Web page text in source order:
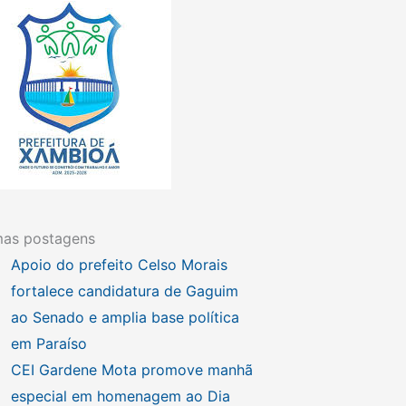
postagens
Apoio do prefeito Celso Morais
fortalece candidatura de Gaguim
ao Senado e amplia base política
em Paraíso
CEI Gardene Mota promove manhã
especial em homenagem ao Dia